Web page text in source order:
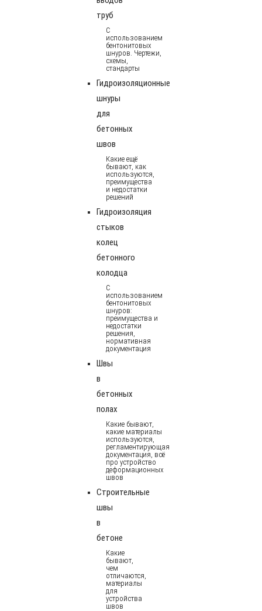
труб
С
использованием
бентонитовых
шнуров. Чертежи,
схемы,
стандарты
Гидроизоляционные
шнуры
для
бетонных
швов
Какие ещё
бывают, как
используются,
преимущества
и недостатки
решений
Гидроизоляция
стыков
колец
бетонного
колодца
С
использованием
бентонитовых
шнуров:
преимущества и
недостатки
решения,
нормативная
документация
Швы
в
бетонных
полах
Какие бывают,
какие материалы
используются,
регламентирующая
документация, всё
про устройство
деформационных
швов
Строительные
швы
в
бетоне
Какие
бывают,
чем
отличаются,
материалы
для
устройства
швов